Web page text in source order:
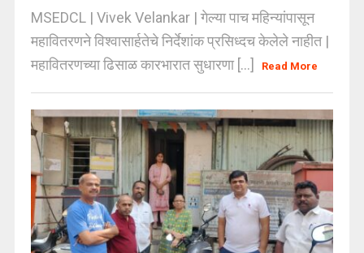
MSEDCL | Vivek Velankar | गेल्या पाच महिन्यांपासून
महावितरणने विश्वासार्हतेचे निर्देशांक प्रसिध्दच केलेले नाहीत |
महावितरणच्या ढिसाळ कारभारात सुधारणा [...]
Read More